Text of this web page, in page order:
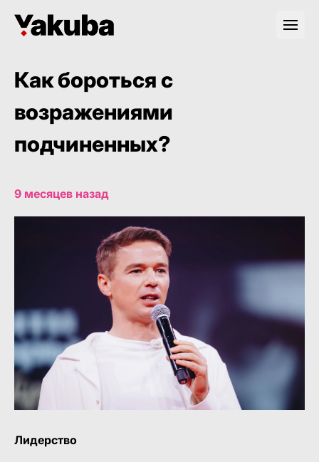
Как бороться с
возражениями
подчиненных?
9 месяцев назад
Лидерство